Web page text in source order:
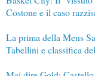
Costone e il caso
La prima della Mens
Tabellini e classifica